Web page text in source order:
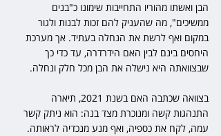
הבן ואשתו מהוריו התחייבות שימונו כ"בנים
ממשיכים", מה שהעניק להם זכות לבנות ולגור
במקום ואף לרשת את הנחלה בעתיד. אך מערכת
היחסים בינם לבין האם הידרדרה, עד כדי כך
שבצוואתה היא נישלה את הבן מכל חלק ונחלה.
בצוואה שכתבה האם בשנת 2021, תיארה
התנהגות קשה ומנוכרת מצד בנה: הוא ניתק קשר
עמה, לקח את כספיה, ואף מנע מנכדיה לראותה.